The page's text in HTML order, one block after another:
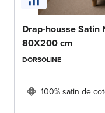
Drap-housse Satin
80X200 cm
DORSOLINE
100% satin de